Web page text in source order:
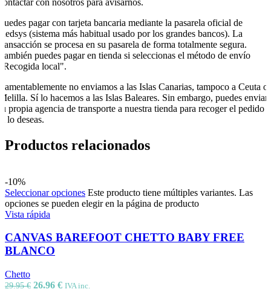
con nosotros para avisarnos.
pagar con tarjeta bancaria mediante la pasarela oficial de
(sistema más habitual usado por los grandes bancos). La
se procesa en su pasarela de forma totalmente segura.
puedes pagar en tienda si seleccionas el método de envío
local".
no enviamos a las Islas Canarias, tampoco a Ceuta o
Sí lo hacemos a las Islas Baleares. Sin embargo, puedes enviar
propia agencia de transporte a nuestra tienda para recoger el pedido
lo deseas.
Productos relacionados
-10%
Seleccionar opciones Este producto tiene múltiples variantes. Las
opciones se pueden elegir en la página de producto
Vista rápida
CANVAS BAREFOOT CHETTO BABY FREE
BLANCO
Chetto
29.95€ 26.96 € IVA inc.